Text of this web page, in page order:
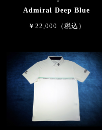
Admiral Deep Blue
￥22,000（税込）